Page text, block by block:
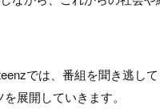
では、番組を聞き逃し
展開していきます。